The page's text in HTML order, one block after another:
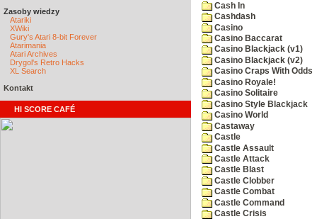
Zasoby wiedzy
Atariki
XWiki
Gury's Atari 8-bit Forever
Atarimania
Atari Archives
Drygol's Retro Hacks
XL Search
Kontakt
HI SCORE CAFÉ
Cash In
Cashdash
Casino
Casino Baccarat
Casino Blackjack (v1)
Casino Blackjack (v2)
Casino Craps With Odds
Casino Royale!
Casino Solitaire
Casino Style Blackjack
Casino World
Castaway
Castle
Castle Assault
Castle Attack
Castle Blast
Castle Clobber
Castle Combat
Castle Command
Castle Crisis